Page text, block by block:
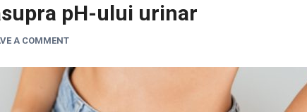
pH-ului urinar
A COMMENT